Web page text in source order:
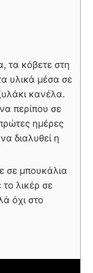
τα κόβετε στη
υλικά μέσα σε
κανέλα.
περίπου σε
ημέρες
διαλυθεί η
σε μπουκάλια
το λικέρ σε
όχι στο